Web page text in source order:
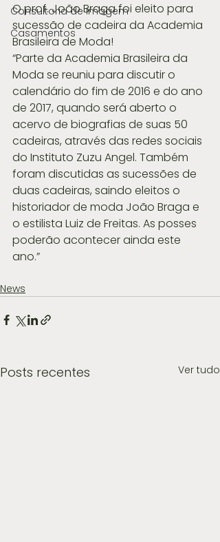
Consultoria de Imagem
Casamentos
O prof. João Braga foi eleito para
sucessão de cadeira da Academia
Brasileira de Moda!
“Parte da Academia Brasileira da
Moda se reuniu para discutir o
calendário do fim de 2016 e do ano
de 2017, quando será aberto o
acervo de biografias de suas 50
cadeiras, através das redes sociais
do Instituto Zuzu Angel. Também
foram discutidas as sucessões de
duas cadeiras, saindo eleitos o
historiador de moda João Braga e
o estilista Luiz de Freitas. As posses
poderão acontecer ainda este
ano.”
News
Posts recentes Ver tudo